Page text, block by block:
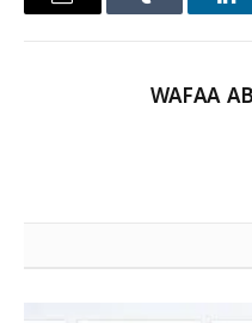
لينكدإن Tumblr
البريد
WAFAA